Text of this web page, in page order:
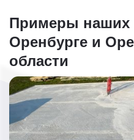
Примеры наших
Оренбурге и
области